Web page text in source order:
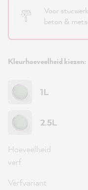
Voor
beton &
Kleurhoeveelheid kiezen:
1L
2.5L
Hoeveelheid
verf
Verfvariant